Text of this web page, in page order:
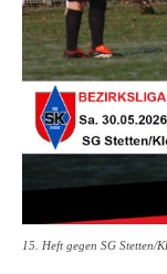
15. Heft gegen SG Stetten/